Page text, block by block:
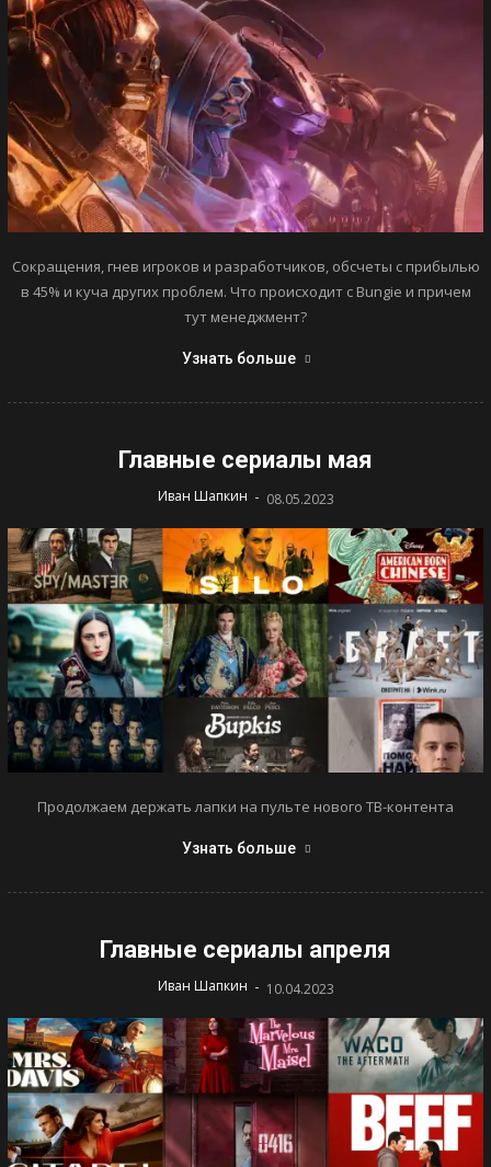
Сокращения, гнев игроков и разработчиков, обсчеты с прибылью
в 45% и куча других проблем. Что происходит с Bungie и причем
тут менеджмент?
Узнать больше
Главные сериалы мая
Иван Шапкин - 08.05.2023
Продолжаем держать лапки на пульте нового ТВ-контента
Узнать больше
Главные сериалы апреля
Иван Шапкин - 10.04.2023